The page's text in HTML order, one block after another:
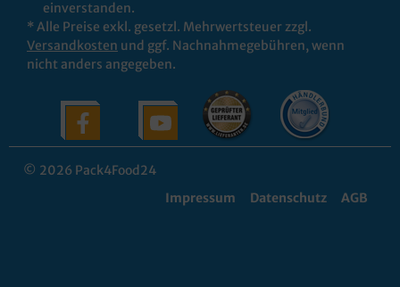
einverstanden.
* Alle Preise exkl. gesetzl. Mehrwertsteuer zzgl.
Versandkosten und ggf. Nachnahmegebühren, wenn
nicht anders angegeben.
© 2026 Pack4Food24
Impressum
Datenschutz AGB